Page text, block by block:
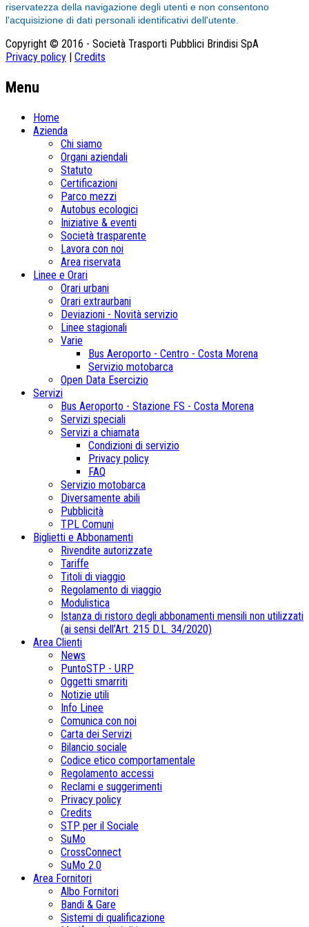
riservatezza della navigazione degli utenti e non consentono
l'acquisizione di dati personali identificativi dell'utente.
Copyright © 2016 - Società Trasporti Pubblici Brindisi SpA
Privacy policy | Credits
Menu
Home
Azienda
Chi siamo
Organi aziendali
Statuto
Certificazioni
Parco mezzi
Autobus ecologici
Iniziative & eventi
Società trasparente
Lavora con noi
Area riservata
Linee e Orari
Orari urbani
Orari extraurbani
Deviazioni - Novità servizio
Linee stagionali
Varie
Bus Aeroporto - Centro - Costa Morena
Servizio motobarca
Open Data Esercizio
Servizi
Bus Aeroporto - Stazione FS - Costa Morena
Servizi speciali
Servizi a chiamata
Condizioni di servizio
Privacy policy
FAQ
Servizio motobarca
Diversamente abili
Pubblicità
TPL Comuni
Biglietti e Abbonamenti
Rivendite autorizzate
Tariffe
Titoli di viaggio
Regolamento di viaggio
Modulistica
Istanza di ristoro degli abbonamenti mensili non utilizzati
(ai sensi dell’Art. 215 D.L. 34/2020)
Area Clienti
News
PuntoSTP - URP
Oggetti smarriti
Notizie utili
Info Linee
Comunica con noi
Carta dei Servizi
Bilancio sociale
Codice etico comportamentale
Regolamento accessi
Reclami e suggerimenti
Privacy policy
Credits
STP per il Sociale
SuMo
CrossConnect
SuMo 2.0
Area Fornitori
Albo Fornitori
Bandi & Gare
Sistemi di qualificazione